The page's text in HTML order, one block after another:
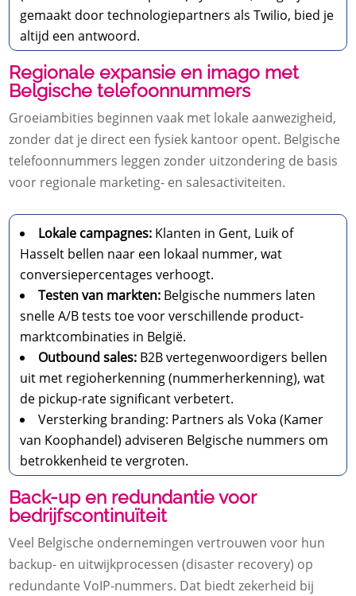
gemaakt door technologiepartners als Twilio, bied je
altijd een antwoord.
Regionale expansie en imago met
Belgische telefoonnummers
Groeiambities beginnen vaak met lokale aanwezigheid,
zonder dat je direct een fysiek kantoor opent. Belgische
telefoonnummers leggen zonder uitzondering de basis
voor regionale marketing- en salesactiviteiten.
Lokale campagnes: Klanten in Gent, Luik of
Hasselt bellen naar een lokaal nummer, wat
conversiepercentages verhoogt.
Testen van markten: Belgische nummers laten
snelle A/B tests toe voor verschillende product-
marktcombinaties in België.
Outbound sales: B2B vertegenwoordigers bellen
uit met regioherkenning (nummerherkenning), wat
de pickup-rate significant verbetert.
Versterking branding: Partners als Voka (Kamer
van Koophandel) adviseren Belgische nummers om
betrokkenheid te vergroten.
Back-up en redundantie voor
bedrijfscontinuïteit
Veel Belgische ondernemingen vertrouwen voor hun
backup- en uitwijkprocessen (disaster recovery) op
redundante VoIP-nummers. Dat biedt zekerheid bij